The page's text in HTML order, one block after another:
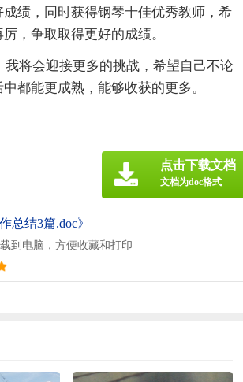
绩，同时获得钢琴十佳优秀教师，希
，争取取得更好的成绩。
我将会迎接更多的挑战，希望自己不论
都能更成熟，能够收获的更多。
总结3篇.doc》
到电脑，方便收藏和打印
点击下载文档
文档为doc格式